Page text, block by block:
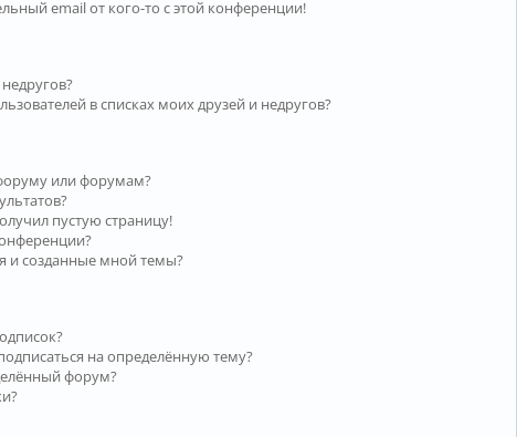
email от кого-то с этой конференции!
в списках моих друзей и недругов?
или форумам?
пустую страницу!
и созданные мной темы?
на определённую тему?
форум?